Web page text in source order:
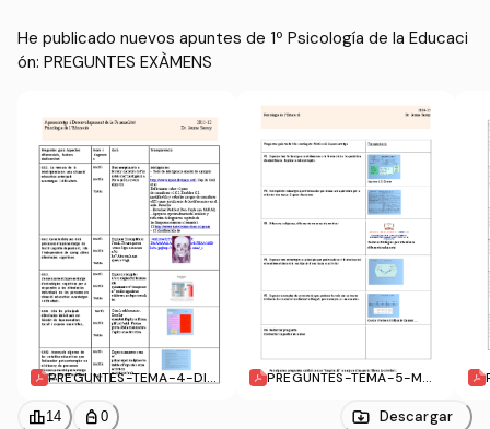
He publicado nuevos apuntes de 1º Psicología de la Educaci
ón: PREGUNTES EXÀMENS
PREGUNTES-TEMA-4-DIFE
PREGUNTES-TEMA-5-MO
leaderboard14 personal_bag 0 Descargar